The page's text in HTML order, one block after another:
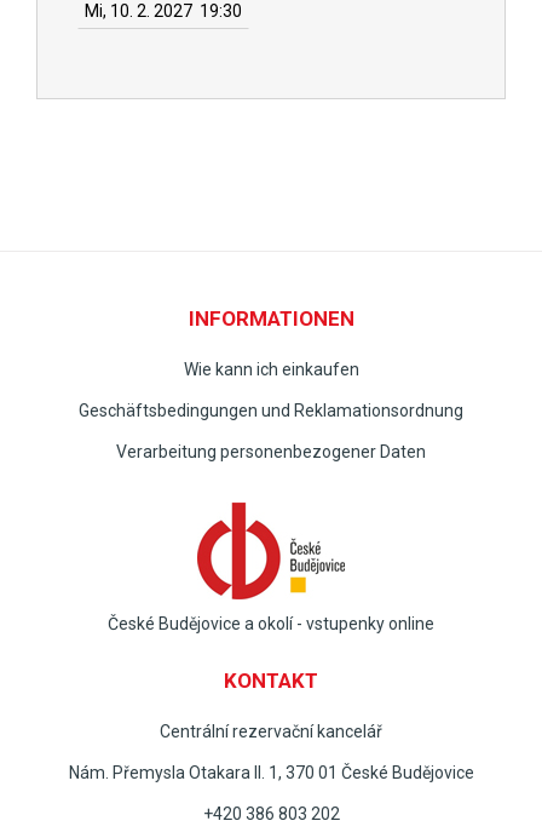
Mi, 10. 2. 2027 19:30
INFORMATIONEN
Wie kann ich einkaufen
Geschäftsbedingungen und Reklamationsordnung
Verarbeitung personenbezogener Daten
České Budějovice a okolí - vstupenky online
KONTAKT
Centrální rezervační kancelář
Nám. Přemysla Otakara II. 1, 370 01 České Budějovice
+420 386 803 202